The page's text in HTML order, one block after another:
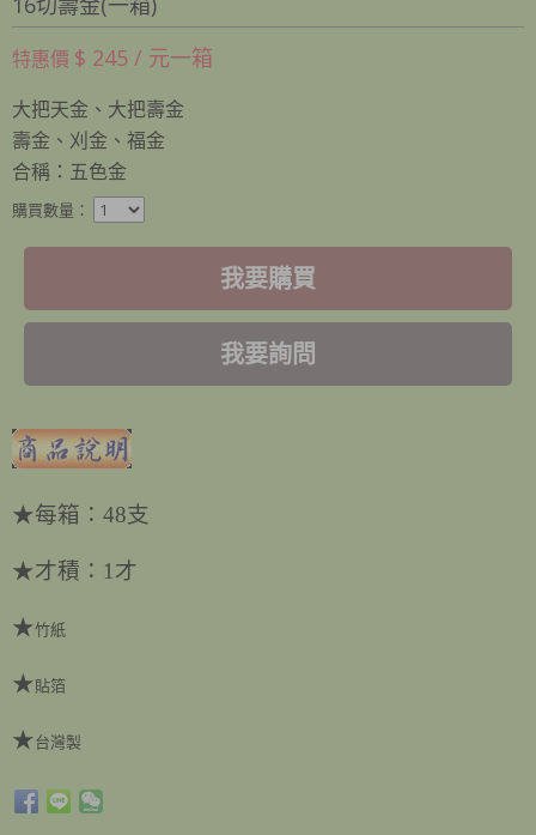
特惠價 $ 245 / 元一箱
大把天金、大把壽金
壽金、刈金、福金
​合稱：五色金
購買數量：
我要購買
我要詢問
★每箱：48支
★才積：1才
★竹紙
★貼箔
★台灣製